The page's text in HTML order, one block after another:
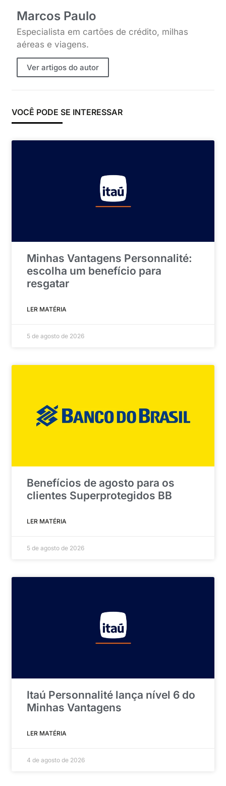
Marcos Paulo
Especialista em cartões de crédito, milhas
aéreas e viagens.
Ver artigos do autor
VOCÊ PODE SE INTERESSAR
Minhas Vantagens Personnalité:
escolha um benefício para
resgatar
LER MATÉRIA
5 de agosto de 2026
Benefícios de agosto para os
clientes Superprotegidos BB
LER MATÉRIA
5 de agosto de 2026
Itaú Personnalité lança nível 6 do
Minhas Vantagens
LER MATÉRIA
4 de agosto de 2026